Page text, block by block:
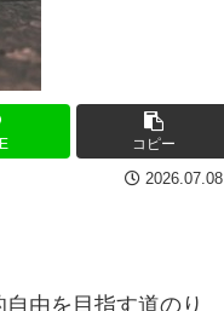
コピー
2026.07.08
由を目指す道のり